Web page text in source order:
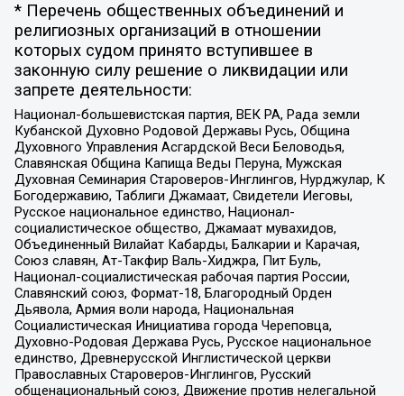
* Перечень общественных объединений и
религиозных организаций в отношении
которых судом принято вступившее в
законную силу решение о ликвидации или
запрете деятельности:
Национал-большевистская партия, ВЕК РА, Рада земли
Кубанской Духовно Родовой Державы Русь, Община
Духовного Управления Асгардской Веси Беловодья,
Славянская Община Капища Веды Перуна, Мужская
Духовная Семинария Староверов-Инглингов, Нурджулар, К
Богодержавию, Таблиги Джамаат, Свидетели Иеговы,
Русское национальное единство, Национал-
социалистическое общество, Джамаат мувахидов,
Объединенный Вилайат Кабарды, Балкарии и Карачая,
Союз славян, Ат-Такфир Валь-Хиджра, Пит Буль,
Национал-социалистическая рабочая партия России,
Славянский союз, Формат-18, Благородный Орден
Дьявола, Армия воли народа, Национальная
Социалистическая Инициатива города Череповца,
Духовно-Родовая Держава Русь, Русское национальное
единство, Древнерусской Инглистической церкви
Православных Староверов-Инглингов, Русский
общенациональный союз, Движение против нелегальной